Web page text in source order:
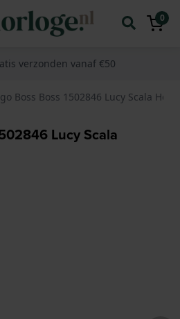
0
verzonden vanaf €50
Boss Boss 1502846 Lucy Scala
Lucy Scala